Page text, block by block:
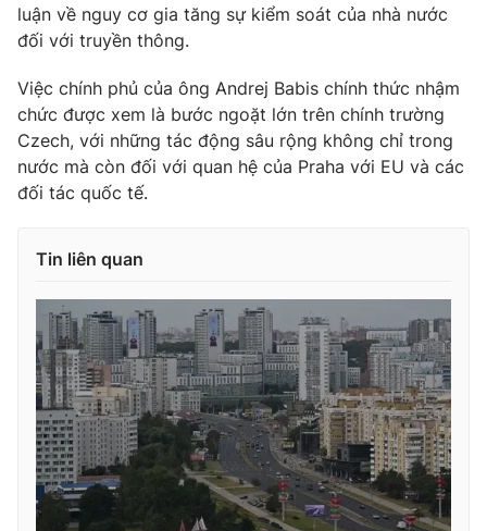
luận về nguy cơ gia tăng sự kiểm soát của nhà nước
đối với truyền thông.
Việc chính phủ của ông Andrej Babis chính thức nhậm
chức được xem là bước ngoặt lớn trên chính trường
Czech, với những tác động sâu rộng không chỉ trong
nước mà còn đối với quan hệ của Praha với EU và các
đối tác quốc tế.
Tin liên quan